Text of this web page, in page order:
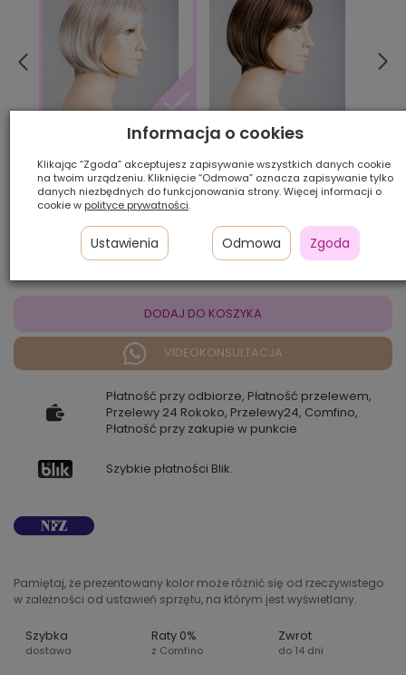
silverblonde/rooted
chocolate/rooted
Ilość szt.:
1 300,00 zł
DODAJ DO KOSZYKA
VIDEOKONSULTACJA
Płatność przy odbiorze, Płatność przelewem,
Przelewy 24 Rokoko, Przelewy24, Comfino,
Płatność przy zakupie w punkcie
Szybkie płatności Blik.
Pamiętaj, że prezentowany kolor może różnić się od rzeczywistego
w zależności od ustawień sprzętu, na którym jest wyświetlany.
Szybka
dostawa
Raty 0%
z Comfino
Zwrot
do 14 dni
Informacja o cookies
Klikając “Zgoda” akceptujesz zapisywanie wszystkich danych cookie
na twoim urządzeniu. Kliknięcie “Odmowa” oznacza zapisywanie tylko
danych niezbędnych do funkcjonowania strony. Więcej informacji o
cookie w polityce prywatności.
Ustawienia Odmowa Zgoda